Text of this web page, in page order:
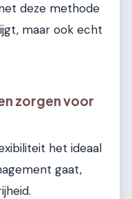
deze methode
maar ook echt
zorgen voor
het ideaal
gaat,